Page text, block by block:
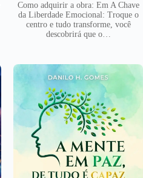
Como adquirir a obra: Em A Chave
da Liberdade Emocional: Troque o
centro e tudo transforme, você
descobrirá que o…